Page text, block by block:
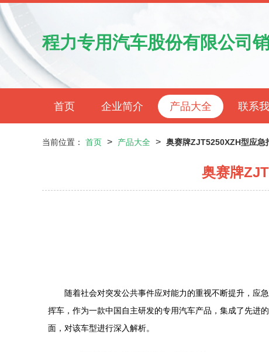
程力专用汽车股份有限公司
首页 企业简介 产品大全 联系
当前位置： 首页 > 产品大全 > 奥赛牌ZJT5250XZH型应急
奥赛牌
随着社会对突发公共事件应对能力的重视不断提升，应
挥车，作为一款中国自主研发的专用汽车产品，集成了先进
面，对该车型进行深入解析。